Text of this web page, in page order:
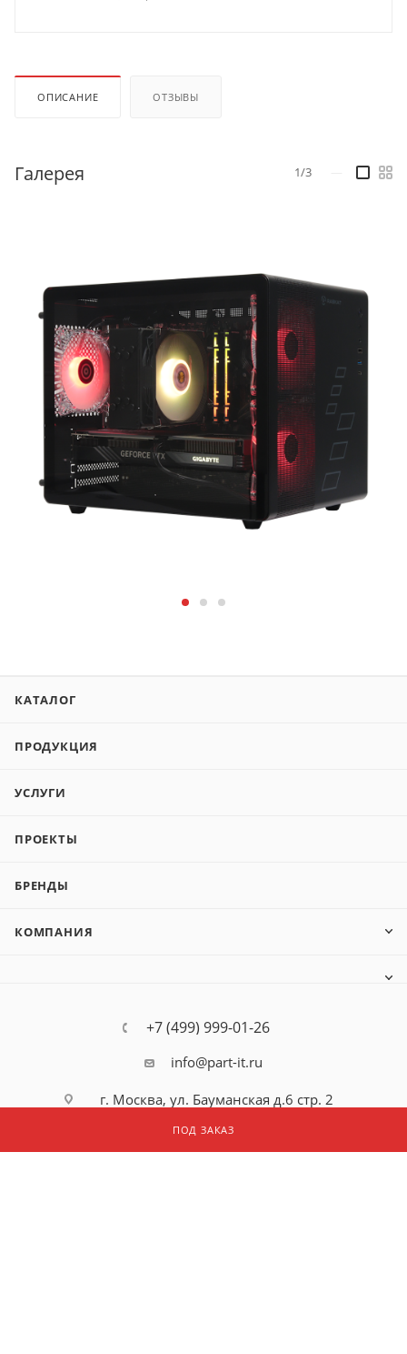
ПОД ЗАКАЗ
ОПИСАНИЕ ОТЗЫВЫ
Галерея 1/3
КАТАЛОГ
ПРОДУКЦИЯ
УСЛУГИ
ПРОЕКТЫ
БРЕНДЫ
КОМПАНИЯ
+7 (499) 999-01-26
info@part-it.ru
г. Москва, ул. Бауманская д.6 стр. 2